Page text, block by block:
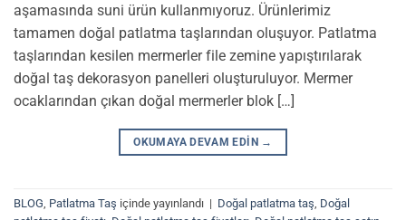
aşamasında suni ürün kullanmıyoruz. Ürünlerimiz
tamamen doğal patlatma taşlarından oluşuyor. Patlatma
taşlarından kesilen mermerler file zemine yapıştırılarak
doğal taş dekorasyon panelleri oluşturuluyor. Mermer
ocaklarından çıkan doğal mermerler blok […]
OKUMAYA DEVAM EDIN →
BLOG, Patlatma Taş içinde yayınlandı | Doğal patlatma taş, Doğal